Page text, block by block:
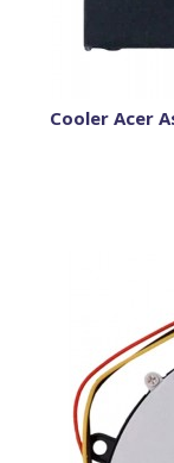
Cooler Acer